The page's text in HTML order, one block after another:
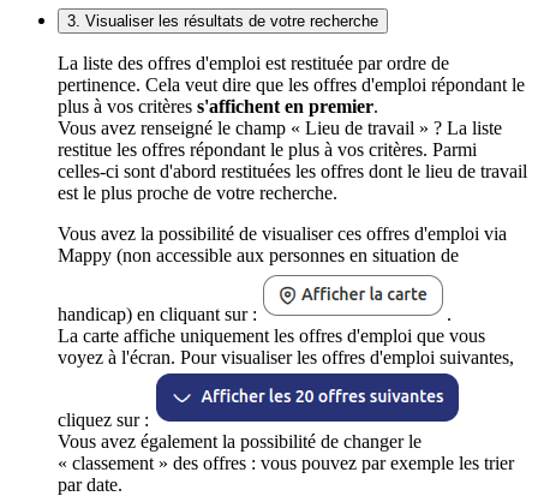
3. Visualiser les résultats de votre recherche
La liste des offres d'emploi est restituée par ordre de
pertinence. Cela veut dire que les offres d'emploi répondant le
plus à vos critères s'affichent en premier.
Vous avez renseigné le champ « Lieu de travail » ? La liste
restitue les offres répondant le plus à vos critères. Parmi
celles-ci sont d'abord restituées les offres dont le lieu de travail
est le plus proche de votre recherche.
Vous avez la possibilité de visualiser ces offres d'emploi via
Mappy (non accessible aux personnes en situation de
handicap) en cliquant sur :
.
La carte affiche uniquement les offres d'emploi que vous
voyez à l'écran. Pour visualiser les offres d'emploi suivantes,
cliquez sur :
Vous avez également la possibilité de changer le
« classement » des offres : vous pouvez par exemple les trier
par date.